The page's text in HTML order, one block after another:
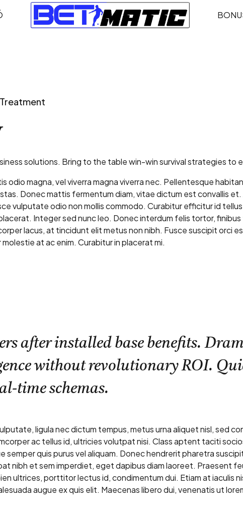
Treatment
solutions. Bring to the table win-win survival strategies to
odio magna, vel viverra magna viverra nec. Pellentesque
Donec mattis fermentum diam, vitae dictum est convallis et.
vulputate odio non mollis commodo. Curabitur efficitur id
Integer sed nunc leo. Donec interdum felis tortor, finibus
lacus, at tincidunt elit metus non nibh. Fusce suscipit orci
at ac enim. Curabitur in placerat mi.
after installed base benefits.
without revolutionary ROI.
time schemas.
ligula nec dictum tempus, metus urna aliquet nisl, sed
ac tellus id, ultricies volutpat nisi. Class aptent taciti
quis purus vel aliquam. Donec hendrerit pharetra
nibh et sem imperdiet, eget dapibus diam laoreet. Praesent
ultrices, porttitor lectus id, condimentum dui. Etiam at iaculis
augue ex quis elit. Maecenas libero dui, venenatis ut